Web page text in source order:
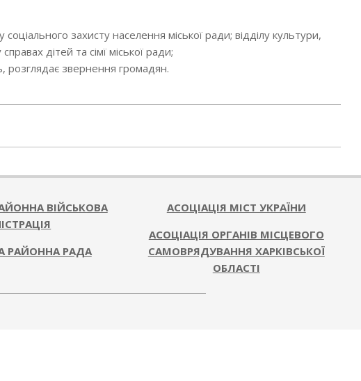
соціального захисту населення міської ради; відділу культури,
дітей та сімї міської ради;
звернення громадян.
ВІЙСЬКОВА
РАЙОННА РАДА
АСОЦІАЦІЯ МІСТ УКРАЇНИ
АСОЦІАЦІЯ ОРГАНІВ МІСЦЕВОГО
САМОВРЯДУВАННЯ ХАРКІВСЬКОЇ
ОБЛАСТІ